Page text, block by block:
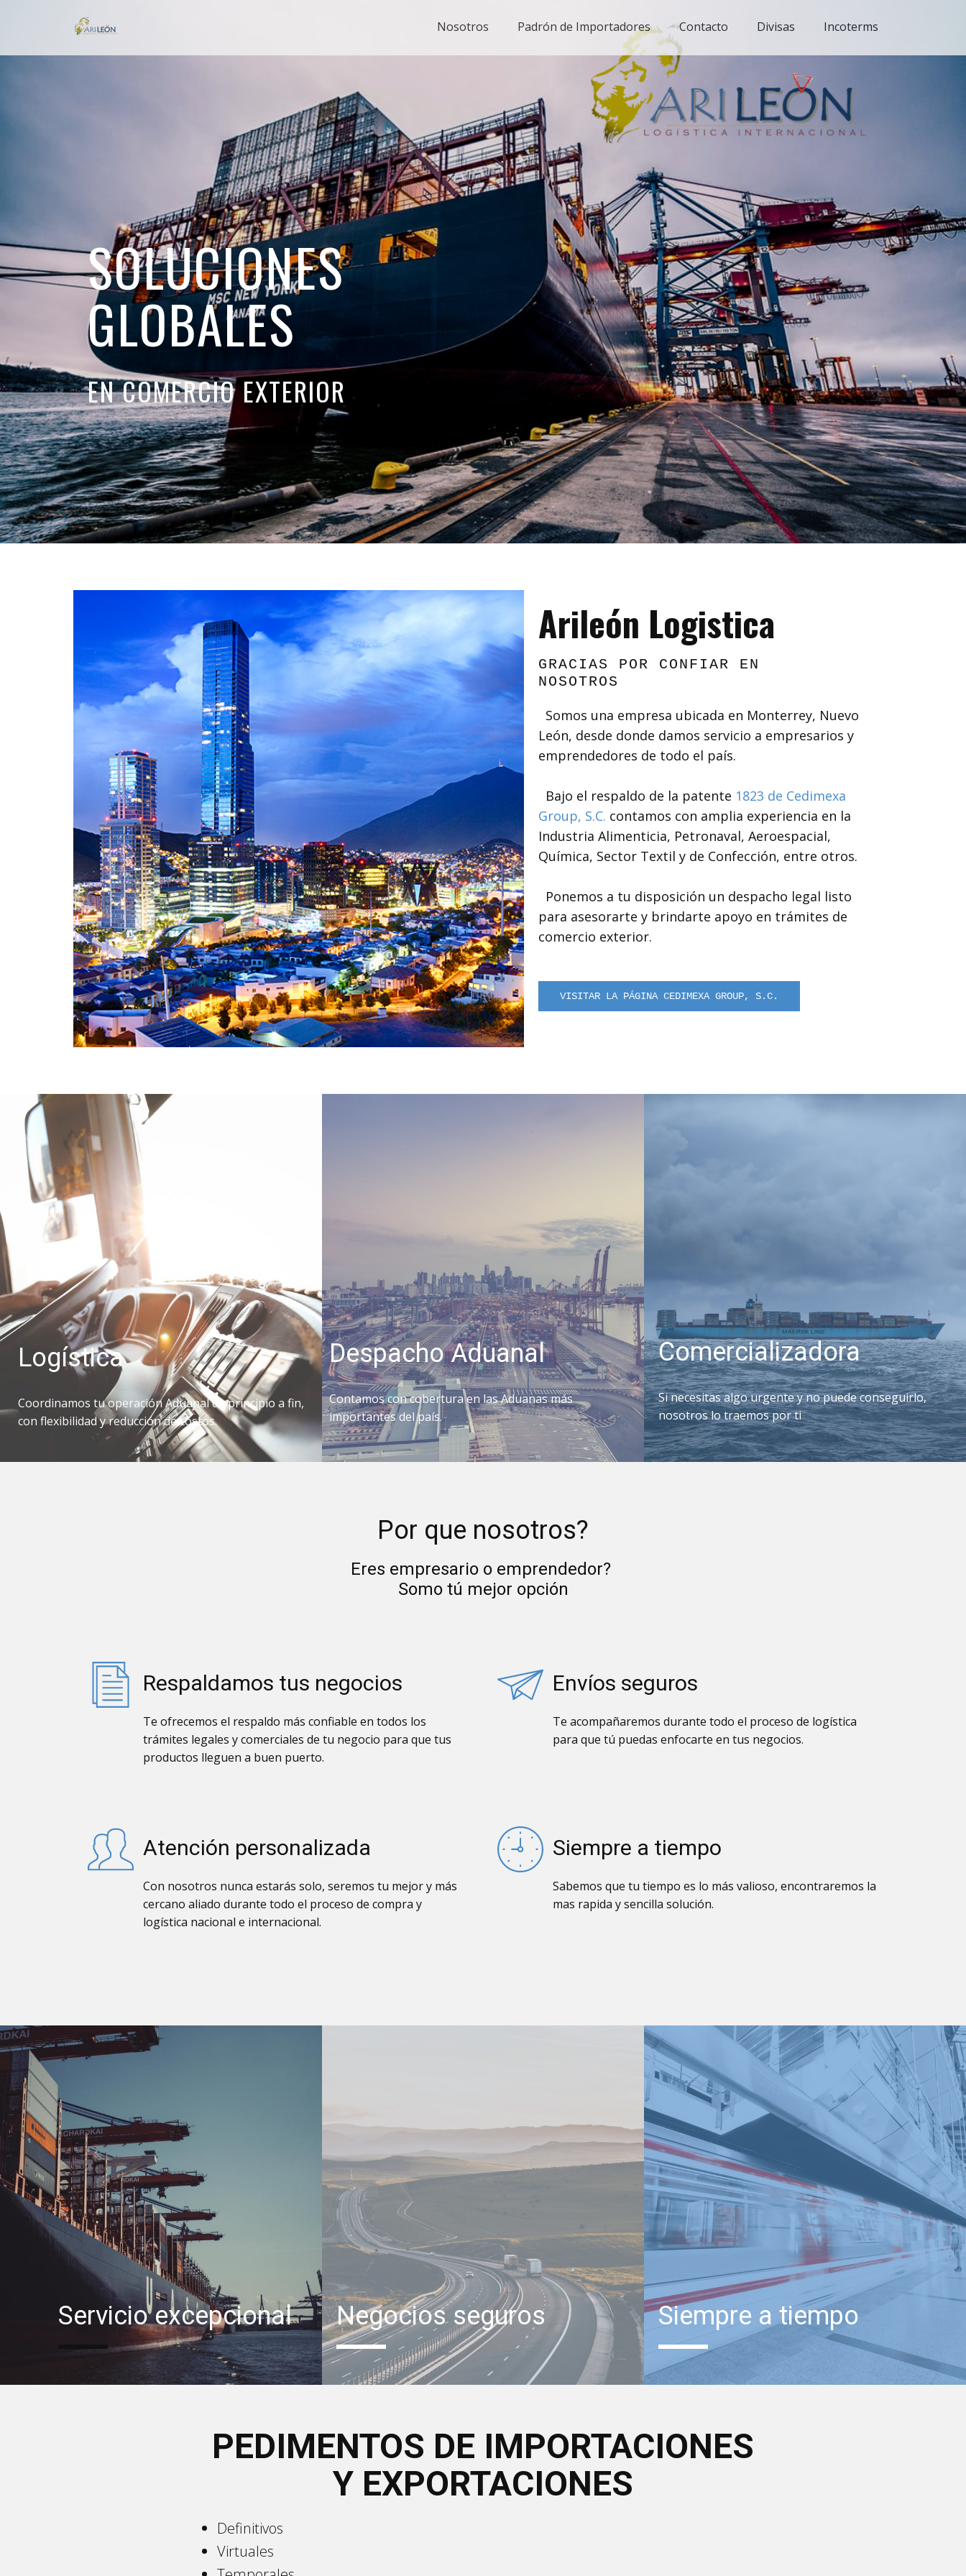
Nosotros Padrón de Importadores Contacto Divisas Incoterms
SOLUCIONES
GLOBALES
EN COMERCIO EXTERIOR
Arileón Logistica
GRACIAS POR CONFIAR EN
NOSOTROS
Somos una empresa ubicada en Monterrey, Nuevo
León, desde donde damos servicio a empresarios y
emprendedores de todo el país.
Bajo el respaldo de la patente 1823 de Cedimexa
Group, S.C. contamos con amplia experiencia en la
Industria Alimenticia, Petronaval, Aeroespacial,
Química, Sector Textil y de Confección, entre otros.
Ponemos a tu disposición un despacho legal listo
para asesorarte y brindarte apoyo en trámites de
comercio exterior.
VISITAR LA PÁGINA CEDIMEXA GROUP, S.C.
Logística
Coordinamos tu operación Aduanal de principio a fin,
con flexibilidad y reducción de costos.
Despacho Aduanal
Contamos con cobertura en las Aduanas más
importantes del país.
Comercializadora
Si necesitas algo urgente y no puede conseguirlo,
nosotros lo traemos por ti
Por que nosotros?
Eres empresario o emprendedor?
Somo tú mejor opción
Respaldamos tus negocios
Te ofrecemos el respaldo más confiable en todos los
trámites legales y comerciales de tu negocio para que tus
productos lleguen a buen puerto.
Envíos seguros
Te acompañaremos durante todo el proceso de logística
para que tú puedas enfocarte en tus negocios.
Atención personalizada
Con nosotros nunca estarás solo, seremos tu mejor y más
cercano aliado durante todo el proceso de compra y
logística nacional e internacional.
Siempre a tiempo
Sabemos que tu tiempo es lo más valioso, encontraremos la
mas rapida y sencilla solución.
Servicio excepcional Negocios seguros Siempre a tiempo
PEDIMENTOS DE IMPORTACIONES
Y EXPORTACIONES
Definitivos
Virtuales